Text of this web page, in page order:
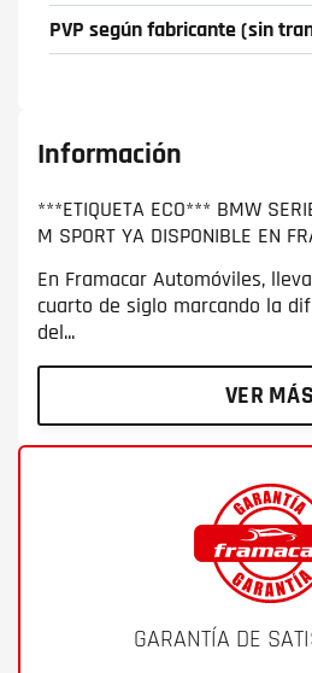
PVP según fabricante (sin
Información
***ETIQUETA ECO*** BMW
M SPORT YA DISPONIBLE EN
En Framacar Automóviles,
cuarto de siglo marcando la
del...
VER MÁS
GARANTÍA DE